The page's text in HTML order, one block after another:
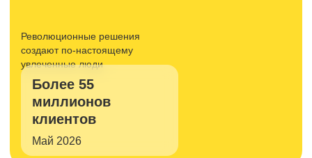
Революционные решения
создают по-настоящему
увлеченные люди
Более 55
миллионов
клиентов
Май 2026